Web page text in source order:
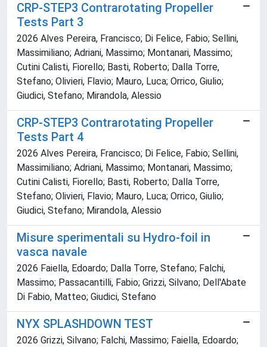
CRP-STEP3 Contrarotating Propeller
Tests Part 3
2026 Alves Pereira, Francisco; Di Felice, Fabio; Sellini,
Massimiliano; Adriani, Massimo; Montanari, Massimo;
Cutini Calisti, Fiorello; Basti, Roberto; Dalla Torre,
Stefano; Olivieri, Flavio; Mauro, Luca; Orrico, Giulio;
Giudici, Stefano; Mirandola, Alessio
CRP-STEP3 Contrarotating Propeller
Tests Part 4
2026 Alves Pereira, Francisco; Di Felice, Fabio; Sellini,
Massimiliano; Adriani, Massimo; Montanari, Massimo;
Cutini Calisti, Fiorello; Basti, Roberto; Dalla Torre,
Stefano; Olivieri, Flavio; Mauro, Luca; Orrico, Giulio;
Giudici, Stefano; Mirandola, Alessio
Misure sperimentali su Hydro-foil in
vasca navale
2026 Faiella, Edoardo; Dalla Torre, Stefano; Falchi,
Massimo; Passacantilli, Fabio; Grizzi, Silvano; Dell'Abate
Di Fabio, Matteo; Giudici, Stefano
NYX SPLASHDOWN TEST
2026 Grizzi, Silvano; Falchi, Massimo; Faiella, Edoardo;